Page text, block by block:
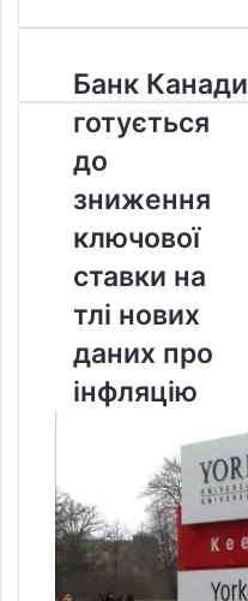
Банк
Канади
готується
до
зниження
ключової
на
тлі
нових
даних
про
інфляцію
Банк Канади
готується
до
зниження
ключової
ставки на
тлі нових
даних про
інфляцію